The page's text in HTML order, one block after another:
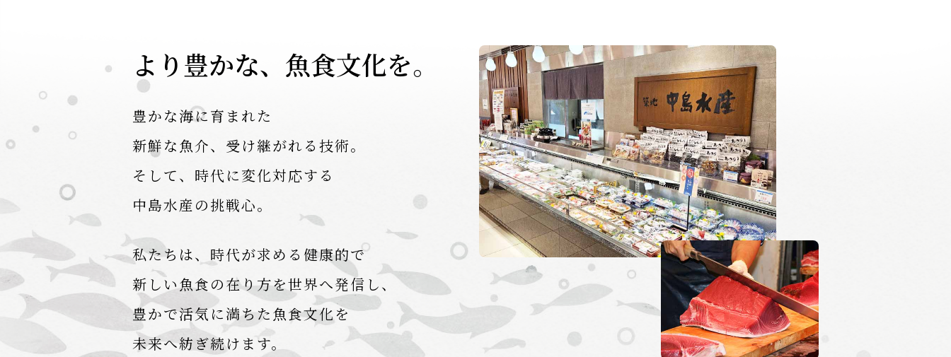
より豊かな、魚食文化を。
豊かな海に育まれた
新鮮な魚介、受け継がれる技術。
そして、時代に変化対応する
中島水産の挑戦心。
私たちは、時代が求める健康的で
新しい魚食の在り方を世界へ発信し、
豊かで活気に満ちた魚食文化を
未来へ紡ぎ続けます。